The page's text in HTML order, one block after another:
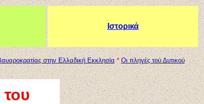
Ιστορικά
στην Ελλαδική Εκκλησία * Οι πληγές τού Δυτικού